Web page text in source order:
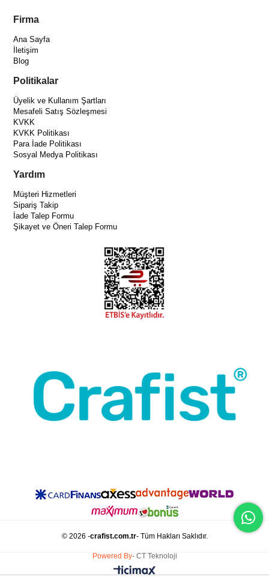
Firma
Ana Sayfa
İletişim
Blog
Politikalar
Üyelik ve Kullanım Şartları
Mesafeli Satış Sözleşmesi
KVKK
KVKK Politikası
Para İade Politikası
Sosyal Medya Politikası
Yardım
Müşteri Hizmetleri
Sipariş Takip
İade Talep Formu
Şikayet ve Öneri Talep Formu
© 2026 -crafist.com.tr- Tüm Hakları Saklıdır.
Powered By- CT Teknoloji